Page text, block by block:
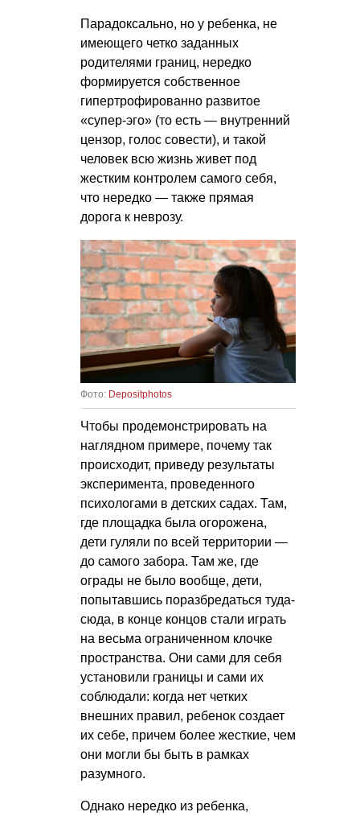
Парадоксально, но у ребенка, не
имеющего четко заданных
родителями границ, нередко
формируется собственное
гипертрофированно развитое
«супер-эго» (то есть — внутренний
цензор, голос совести), и такой
человек всю жизнь живет под
жестким контролем самого себя,
что нередко — также прямая
дорога к неврозу.
Фото: Depositphotos
Чтобы продемонстрировать на
наглядном примере, почему так
происходит, приведу результаты
эксперимента, проведенного
психологами в детских садах. Там,
где площадка была огорожена,
дети гуляли по всей территории —
до самого забора. Там же, где
ограды не было вообще, дети,
попытавшись поразбредаться туда-
сюда, в конце концов стали играть
на весьма ограниченном клочке
пространства. Они сами для себя
установили границы и сами их
соблюдали: когда нет четких
внешних правил, ребенок создает
их себе, причем более жесткие, чем
они могли бы быть в рамках
разумного.
Однако нередко из ребенка,